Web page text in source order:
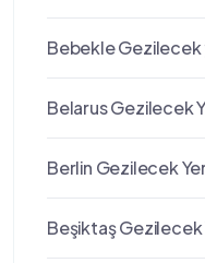
Bebekle
Belarus Gezilecek
Berlin Gezilecek
Beşiktaş Gezilecek